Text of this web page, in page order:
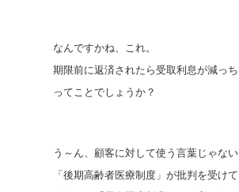
なんですかね、これ。
期限前に返済されたら受取利息が減っち
ってことでしょうか？
う～ん、顧客に対して使う言葉じゃな
「後期高齢者医療制度」が批判を受けて